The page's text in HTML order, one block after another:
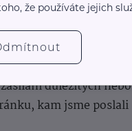
svíček na vašem dortu.
důležitých nebo
kam jsme poslali
že používáte jejich